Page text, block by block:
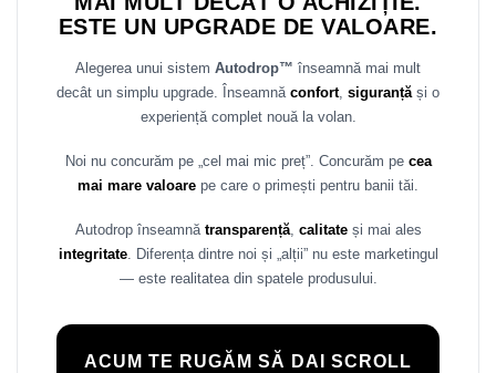
ESTE UN UPGRADE DE VALOARE.
Alegerea unui sistem Autodrop™ înseamnă mai mult
decât un simplu upgrade. Înseamnă confort, siguranțăși o
experiență complet nouă la volan.
Noi nu concurăm pe „cel mai mic preț”. Concurăm pe cea
mai mare valoare pe care o primești pentru banii tăi.
Autodrop înseamnă transparență, calitateși mai ales
integritate. Diferența dintre noi și „alții” nu este marketingul
— este realitatea din spatele produsului.
ACUM TE RUGĂM SĂ DAI SCROLL